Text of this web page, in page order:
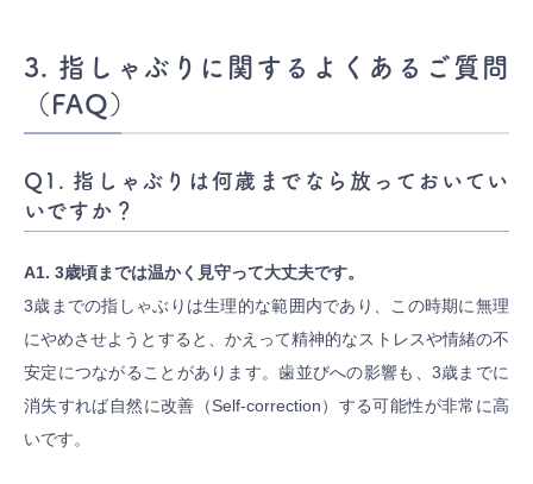
3. 指しゃぶりに関するよくあるご質問
（FAQ）
Q1. 指しゃぶりは何歳までなら放っておいてい
いですか？
A1. 3歳頃までは温かく見守って大丈夫です。
3歳までの指しゃぶりは生理的な範囲内であり、この時期に無理
にやめさせようとすると、かえって精神的なストレスや情緒の不
安定につながることがあります。歯並びへの影響も、3歳までに
消失すれば自然に改善（Self-correction）する可能性が非常に高
いです。